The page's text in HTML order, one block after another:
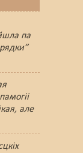
па
але